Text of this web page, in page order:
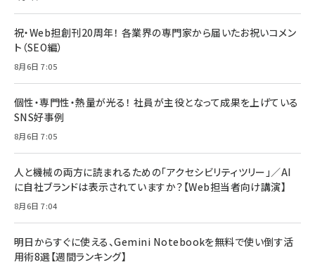
祝・Web担創刊20周年！ 各業界の専門家から届いたお祝いコメン
ト（SEO編）
8月6日 7:05
個性・専門性・熱量が光る！ 社員が主役となって成果を上げている
SNS好事例
8月6日 7:05
人と機械の両方に読まれるための「アクセシビリティツリー」／AI
に自社ブランドは表示されていますか？【Web担当者向け講演】
8月6日 7:04
明日からすぐに使える、Gemini Notebookを無料で使い倒す活
用術8選【週間ランキング】